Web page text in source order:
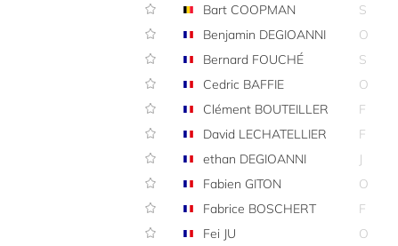
Bart COOPMAN
S
Benjamin DEGIOANNI
O
Bernard FOUCHÉ
S
Cedric BAFFIE
O
Clément BOUTEILLER
F
David LECHATELLIER
F
ethan DEGIOANNI
J
Fabien GITON
O
Fabrice BOSCHERT
F
Fei JU
O